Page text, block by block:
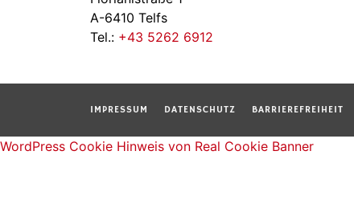
A-6410 Telfs
Tel.: +43 5262 6912
IMPRESSUM DATENSCHUTZ BARRIEREFREIHEIT
WordPress Cookie Hinweis von Real Cookie Banner